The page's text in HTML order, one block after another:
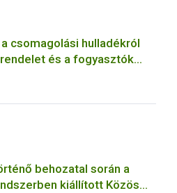
csomagolási hulladékról
és a fogyasztók
tájékoztatásáról
rendelet jelölési
szóló
behozatal során a
kiállított Közös